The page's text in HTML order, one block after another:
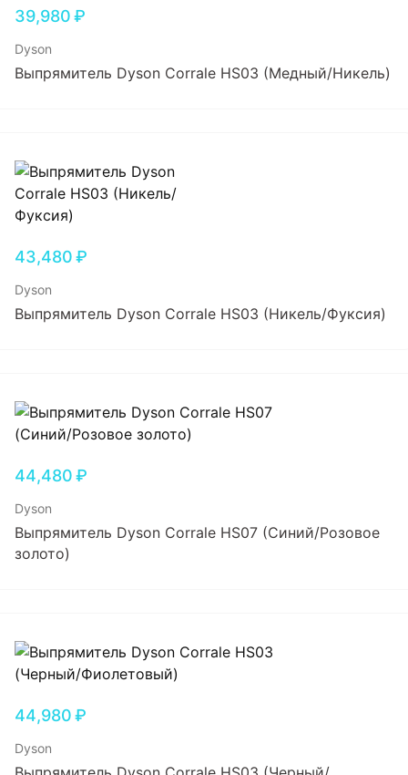
39,980₽
Dyson
Выпрямитель Dyson Corrale HS03 (Медный/Никель)
43,480₽
Dyson
Выпрямитель Dyson Corrale HS03 (Никель/Фуксия)
44,480₽
Dyson
Выпрямитель Dyson Corrale HS07 (Синий/Розовое
золото)
44,980₽
Dyson